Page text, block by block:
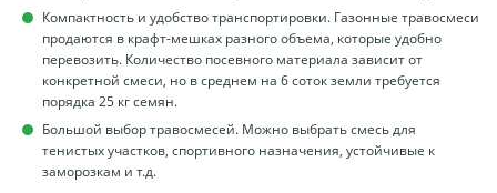
Компактность и удобство транспортировки. Газонные травосмеси
продаются в крафт-мешках разного объема, которые удобно
перевозить. Количество посевного материала зависит от
конкретной смеси, но в среднем на 6 соток земли требуется
порядка 25 кг семян.
Большой выбор травосмесей. Можно выбрать смесь для
тенистых участков, спортивного назначения, устойчивые к
заморозкам и т.д.